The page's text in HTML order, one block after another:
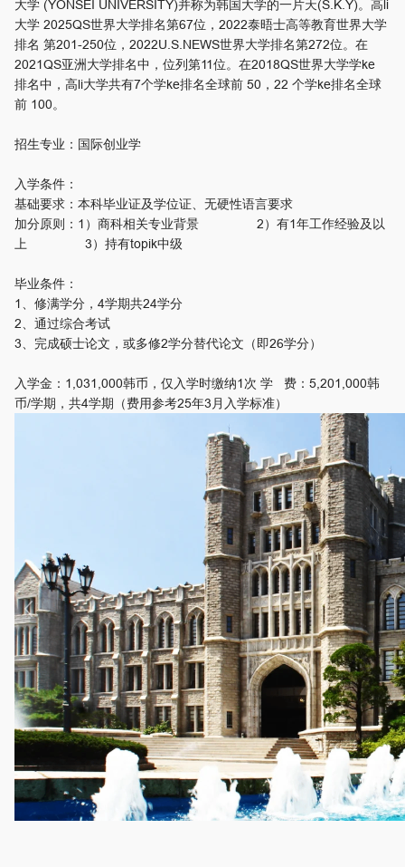
大学 (YONSEI UNIVERSITY)并称为韩国大学的一片天(S.K.Y)。高li
大学 2025QS世界大学排名第67位，2022泰晤士高等教育世界大学
排名 第201-250位，2022U.S.NEWS世界大学排名第272位。在
2021QS亚洲大学排名中，位列第11位。在2018QS世界大学学ke
排名中，高li大学共有7个学ke排名全球前 50，22 个学ke排名全球
前 100。
招生专业：国际创业学
入学条件：
基础要求：本科毕业证及学位证、无硬性语言要求
加分原则：1）商科相关专业背景 2）有1年工作经验及以
上 3）持有topik中级
毕业条件：
1、修满学分，4学期共24学分
2、通过综合考试
3、完成硕士论文，或多修2学分替代论文（即26学分）
入学金：1,031,000韩币，仅入学时缴纳1次 学 费：5,201,000韩
币/学期，共4学期（费用参考25年3月入学标准）